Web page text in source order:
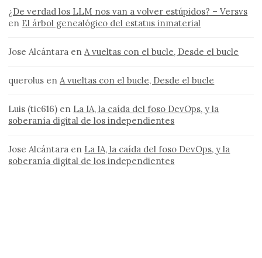
¿De verdad los LLM nos van a volver estúpidos? – Versvs
en El árbol genealógico del estatus inmaterial
Jose Alcántara en A vueltas con el bucle, Desde el bucle
querolus en A vueltas con el bucle, Desde el bucle
Luis (tic616) en La IA, la caída del foso DevOps, y la
soberanía digital de los independientes
Jose Alcántara en La IA, la caída del foso DevOps, y la
soberanía digital de los independientes